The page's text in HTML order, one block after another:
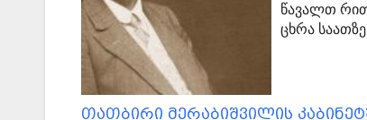
წავალთ
ცხრა
თათბირი მერაბიშვილის